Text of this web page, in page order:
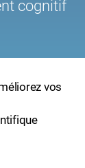
cognitif
vos